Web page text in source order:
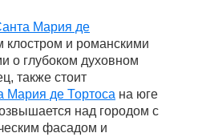
Мария де
клостром и романскими
о глубоком духовном
также стоит
Мария де Тортоса на юге
над городом с
фасадом и